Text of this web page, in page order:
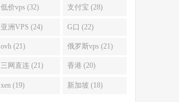
低价vps (32) 支付宝 (28)
亚洲VPS (24) G口 (22)
ovh (21) 俄罗斯vps (21)
三网直连 (21) 香港 (20)
xen (19) 新加坡 (18)